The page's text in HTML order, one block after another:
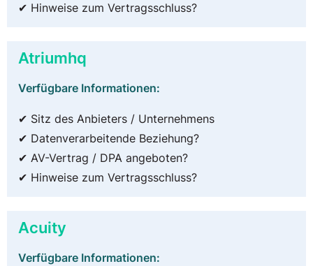
✔ Hinweise zum Vertragsschluss?
Atriumhq
Verfügbare Informationen:
✔ Sitz des Anbieters / Unternehmens
✔ Datenverarbeitende Beziehung?
✔ AV-Vertrag / DPA angeboten?
✔ Hinweise zum Vertragsschluss?
Acuity
Verfügbare Informationen: